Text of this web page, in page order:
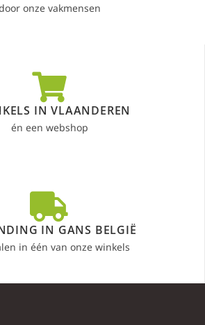
onze vakmensen
IN VLAANDEREN
én een webshop
IN GANS BELGIË
in één van onze winkels